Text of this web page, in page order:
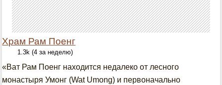
Храм Рам Поенг
1.3k (4 за неделю)
«Ват Рам Поенг находится недалеко от лесного
монастыря Умонг (Wat Umong) и первоначально